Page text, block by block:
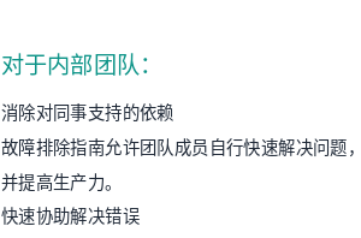
对于内部团队：
消除对同事支持的依赖
故障排除指南允许团队成员自行快速解决问题
并提高生产力。
快速协助解决错误